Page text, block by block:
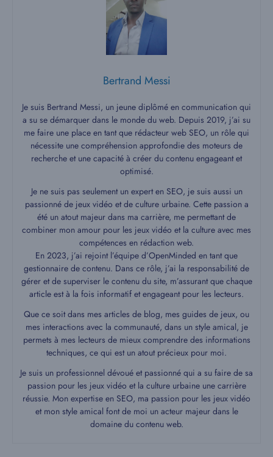
Bertrand Messi
Je suis Bertrand Messi, un jeune diplômé en communication qui
a su se démarquer dans le monde du web. Depuis 2019, j’ai su
me faire une place en tant que rédacteur web SEO, un rôle qui
nécessite une compréhension approfondie des moteurs de
recherche et une capacité à créer du contenu engageant et
optimisé.
Je ne suis pas seulement un expert en SEO, je suis aussi un
passionné de jeux vidéo et de culture urbaine. Cette passion a
été un atout majeur dans ma carrière, me permettant de
combiner mon amour pour les jeux vidéo et la culture avec mes
compétences en rédaction web.
En 2023, j’ai rejoint l’équipe d’OpenMinded en tant que
gestionnaire de contenu. Dans ce rôle, j’ai la responsabilité de
gérer et de superviser le contenu du site, m’assurant que chaque
article est à la fois informatif et engageant pour les lecteurs.
Que ce soit dans mes articles de blog, mes guides de jeux, ou
mes interactions avec la communauté, dans un style amical, je
permets à mes lecteurs de mieux comprendre des informations
techniques, ce qui est un atout précieux pour moi.
Je suis un professionnel dévoué et passionné qui a su faire de sa
passion pour les jeux vidéo et la culture urbaine une carrière
réussie. Mon expertise en SEO, ma passion pour les jeux vidéo
et mon style amical font de moi un acteur majeur dans le
domaine du contenu web.